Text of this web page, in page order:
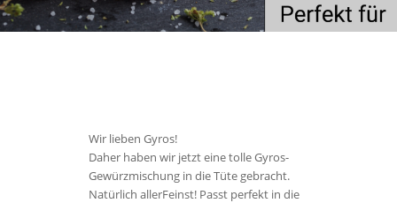
Wir lieben Gyros!
Daher haben wir jetzt eine tolle Gyros-
Gewürzmischung in die Tüte gebracht.
Natürlich allerFeinst! Passt perfekt in die